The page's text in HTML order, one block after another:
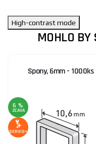
High-contrast mode
MOHLO BY
Spony, 6mm - 1000ks
6 %
ZĽAVA
SERVIS+